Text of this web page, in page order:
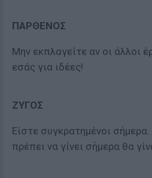
ΠΑΡΘΕΝΟΣ
Μην εκπλαγείτε αν οι άλλοι
εσάς για ιδέες!
ΖΥΓΟΣ
Είστε συγκρατημένοι
πρέπει να γίνει σήμερα θα